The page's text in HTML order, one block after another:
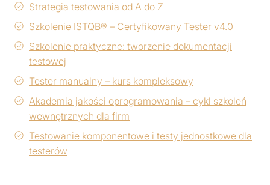
Strategia testowania od A do Z
Szkolenie ISTQB® – Certyfikowany Tester v4.0
Szkolenie praktyczne: tworzenie dokumentacji
testowej
Tester manualny – kurs kompleksowy
Akademia jakości oprogramowania – cykl szkoleń
wewnętrznych dla firm
Testowanie komponentowe i testy jednostkowe dla
testerów